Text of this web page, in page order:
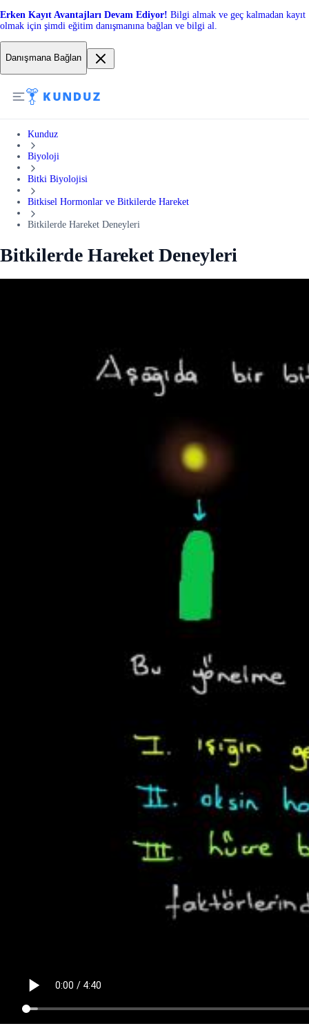
Erken Kayıt Avantajları Devam Ediyor! Bilgi almak ve geç kalmadan kayıt
olmak için şimdi eğitim danışmanına bağlan ve bilgi al.
Danışmana Bağlan
Kunduz
Biyoloji
Bitki Biyolojisi
Bitkisel Hormonlar ve Bitkilerde Hareket
Bitkilerde Hareket Deneyleri
Bitkilerde Hareket Deneyleri